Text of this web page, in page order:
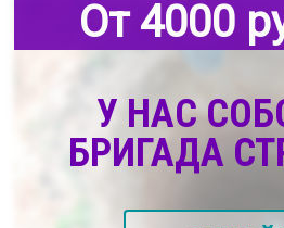
От 4000
У НАС
БРИГАДА